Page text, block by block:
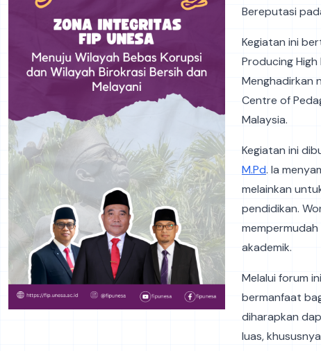
Bereputasi
Kegiatan ini
Producing
Menghadirkan
Centre of
Malaysia.
Kegiatan ini
M.Pd. Ia
melainkan
pendidikan.
akademik.
Melalui forum
bermanfaat
diharapkan
luas,